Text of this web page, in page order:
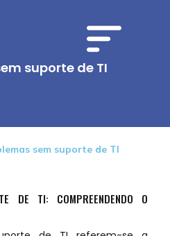
suporte de TI
sem suporte de TI
DE TI: COMPREENDENDO O